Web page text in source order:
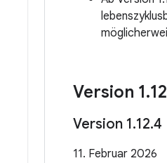
Version 1.12
Version 1.12.4
11. Februar 2026